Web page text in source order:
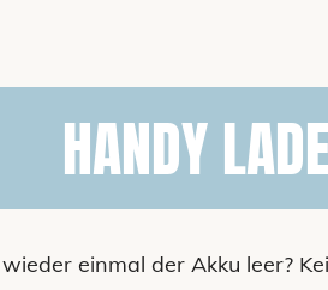
HANDY
einmal der Akku leer?